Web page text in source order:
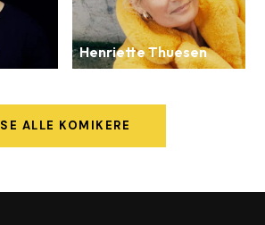
Henriette Thuesen
SE ALLE KOMIKERE